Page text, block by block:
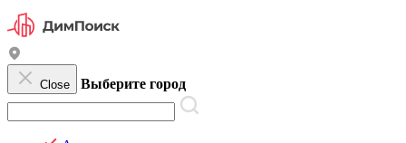
Close Выберите город